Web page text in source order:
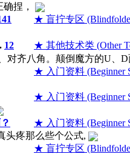
捏，
★ 盲拧专区
12 ★ 其他技术类 (Other
对齐八角。颠倒魔方的U、
★ 入门资料 (Beginner
★ 入门资料 (Beginner
★ 入门资料 (Beginner
头疼那么些个公式,
★ 盲拧专区